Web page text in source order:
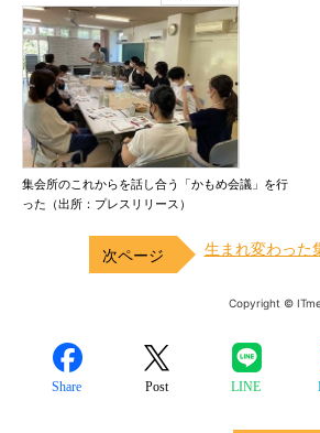
集会所のこれからを話し合う「かもめ会議」を行
った（出所：プレスリリース）
生まれ変わった
Copyright ©
Share Post LINE